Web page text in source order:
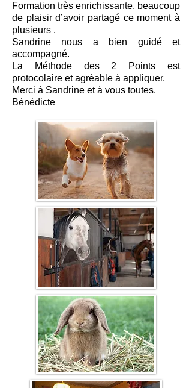
Formation très enrichissante, beaucoup
de plaisir d’avoir partagé ce moment à
plusieurs .
Sandrine nous a bien guidé et
accompagné.
La Méthode des 2 Points est
protocolaire et agréable à appliquer.
Merci à Sandrine et à vous toutes.
Bénédicte